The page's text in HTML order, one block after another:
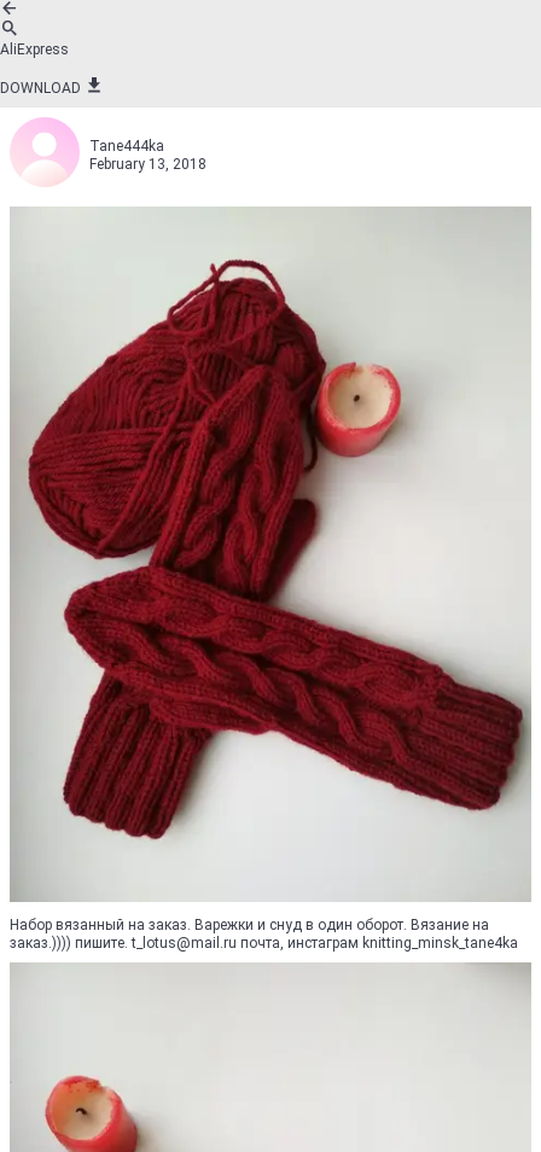
AliExpress
DOWNLOAD
Tane444ka
February 13, 2018
Набор вязанный на заказ. Варежки и снуд в один оборот. Вязание на
заказ.)))) пишите. t_lotus@mail.ru почта, инстаграм knitting_minsk_tane4ka